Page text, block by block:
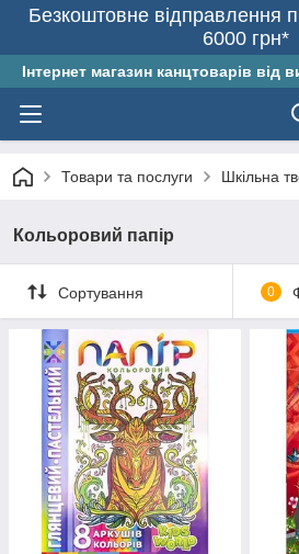
Безкоштовне відправлення
6000 грн*
Інтернет магазин канцтоварів від
Товари та послуги Шкільна
Кольоровий папір
Сортування 0